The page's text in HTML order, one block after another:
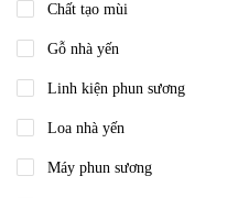
Chất tạo mùi
Gỗ nhà yến
Linh kiện phun sương
Loa nhà yến
Máy phun sương